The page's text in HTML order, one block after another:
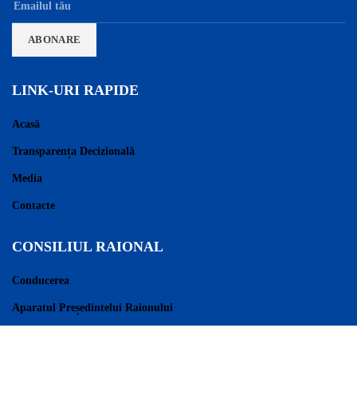
LINK-URI RAPIDE
Acasă
Transparența Decizională
Media
Contacte
CONSILIUL RAIONAL
Conducerea
Aparatul Președintelui Raionului